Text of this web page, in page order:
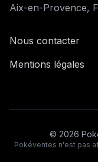
Aix-en-Provence,
Nous contacter
Mentions légales
© 2026
Pokéventes n'est pas